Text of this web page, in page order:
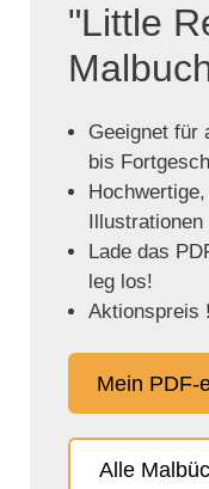
"Little
Geeignet für
bis
Illustrationen
Lade das
leg los!
Aktionspreis !
Mein PDF-
Alle